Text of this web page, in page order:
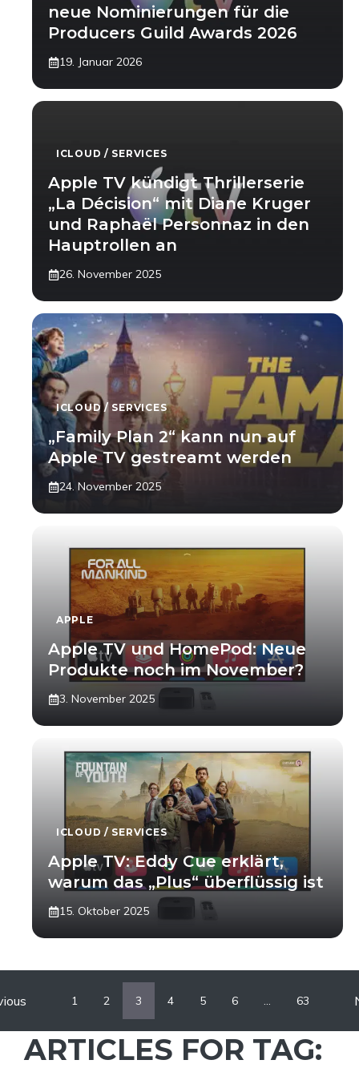
neue Nominierungen für die
Producers Guild Awards 2026
19. Januar 2026
ICLOUD / SERVICES
Apple TV kündigt Thrillerserie
„La Décision“ mit Diane Kruger
und Raphaël Personnaz in den
Hauptrollen an
26. November 2025
ICLOUD / SERVICES
„Family Plan 2“ kann nun auf
Apple TV gestreamt werden
24. November 2025
APPLE
Apple TV und HomePod: Neue
Produkte noch im November?
3. November 2025
ICLOUD / SERVICES
Apple TV: Eddy Cue erklärt,
warum das „Plus“ überflüssig ist
15. Oktober 2025
1 2 3 4 5 6 … 63
ARTICLES FOR TAG: